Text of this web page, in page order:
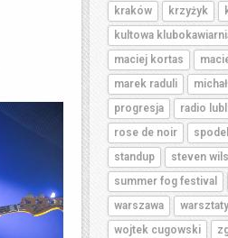
kraków
krzyżyk
kultowa
maciej kortas
marek raduli
progresja
radio
rose de noir
standup
steven
summer fog festival
warszawa
wojtek cugowski